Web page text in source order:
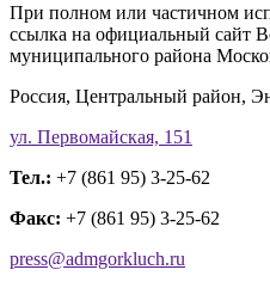
При полном или частичном
ссылка на официальный сайт
муниципального района
Россия, Центральный район,
ул. Первомайская, 151
Тел.: +7 (861 95) 3-25-62
Факс: +7 (861 95) 3-25-62
press@admgorkluch.ru